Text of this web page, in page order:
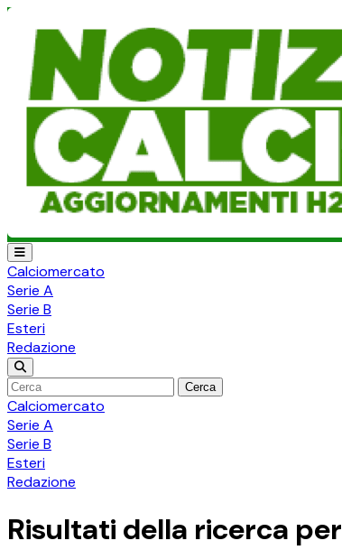
Calciomercato
Serie A
Serie B
Esteri
Redazione
Cerca
Calciomercato
Serie A
Serie B
Esteri
Redazione
Risultati della ricerca